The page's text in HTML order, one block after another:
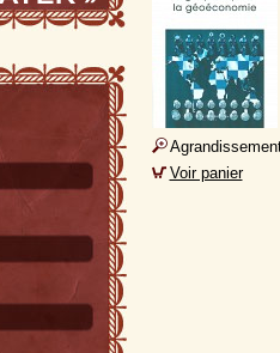
Voir panier